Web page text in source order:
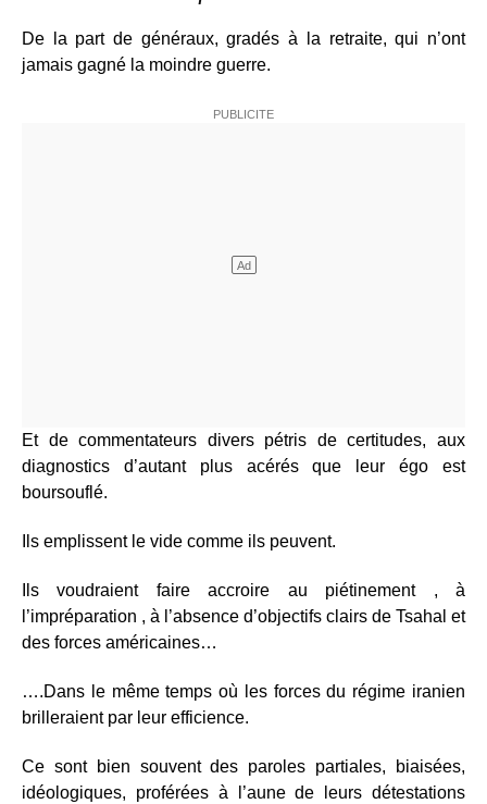
De la part de généraux, gradés à la retraite, qui n’ont
jamais gagné la moindre guerre.
Et de commentateurs divers pétris de certitudes, aux
diagnostics d’autant plus acérés que leur égo est
boursouflé.
Ils emplissent le vide comme ils peuvent.
Ils voudraient faire accroire au piétinement , à
l’impréparation , à l’absence d’objectifs clairs de Tsahal et
des forces américaines…
….Dans le même temps où les forces du régime iranien
brilleraient par leur efficience.
Ce sont bien souvent des paroles partiales, biaisées,
idéologiques, proférées à l’aune de leurs détestations